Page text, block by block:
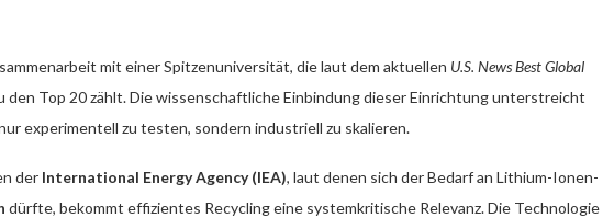
mit einer Spitzenuniversität, die laut dem aktuellen U.S. News Best Global
den Top 20 zählt. Die wissenschaftliche Einbindung dieser Einrichtung unterstreicht
experimentell zu testen, sondern industriell zu skalieren.
der International Energy Agency (IEA), laut denen sich der Bedarf an Lithium-Ionen-
dürfte, bekommt effizientes Recycling eine systemkritische Relevanz. Die Technologie